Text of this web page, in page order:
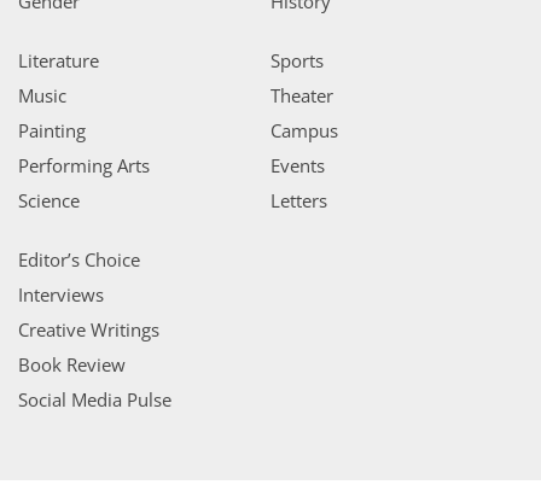
Literature
Music
Painting
Performing Arts
Science
Sports
Theater
Campus
Events
Letters
Editor’s Choice
Interviews
Creative Writings
Book Review
Social Media Pulse